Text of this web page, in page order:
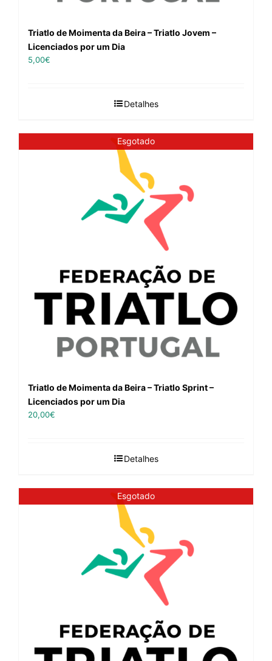
Triatlo de Moimenta da Beira – Triatlo Jovem –
Licenciados por um Dia
5,00€
Detalhes
Esgotado
Triatlo de Moimenta da Beira – Triatlo Sprint –
Licenciados por um Dia
20,00€
Detalhes
Esgotado